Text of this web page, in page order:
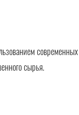
сырья.